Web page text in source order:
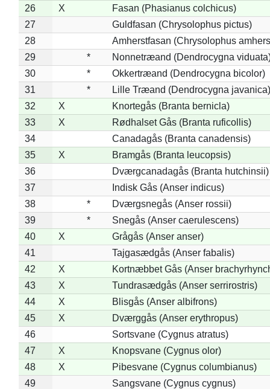
26
X
Fasan (Phasianus colchicus)
27
Guldfasan (Chrysolophus pictus)
28
Amherstfasan (Chrysolophus
29
*
Nonnetræand (Dendrocygna
30
*
Okkertræand (Dendrocygna bicolor)
31
*
Lille Træand (Dendrocygna javanica)
32
X
Knortegås (Branta bernicla)
33
X
Rødhalset Gås (Branta ruficollis)
34
Canadagås (Branta canadensis)
35
X
Bramgås (Branta leucopsis)
36
Dværgcanadagås (Branta hutchinsii)
37
Indisk Gås (Anser indicus)
38
*
Dværgsnegås (Anser rossii)
39
*
Snegås (Anser caerulescens)
40
X
Grågås (Anser anser)
41
Tajgasædgås (Anser fabalis)
42
X
Kortnæbbet Gås (Anser
43
X
Tundrasædgås (Anser serrirostris)
44
X
Blisgås (Anser albifrons)
45
X
Dværggås (Anser erythropus)
46
Sortsvane (Cygnus atratus)
47
X
Knopsvane (Cygnus olor)
48
X
Pibesvane (Cygnus columbianus)
49
Sangsvane (Cygnus cygnus)